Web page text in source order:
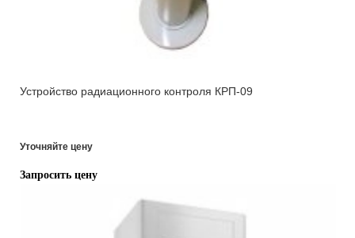
Устройство радиационного контроля КРП-09
Уточняйте цену
Запросить цену